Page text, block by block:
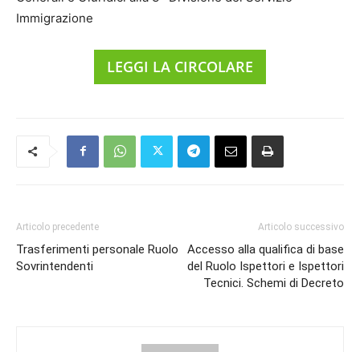
Immigrazione
LEGGI LA CIRCOLARE
Articolo precedente
Trasferimenti personale Ruolo
Sovrintendenti
Articolo successivo
Accesso alla qualifica di base
del Ruolo Ispettori e Ispettori
Tecnici. Schemi di Decreto